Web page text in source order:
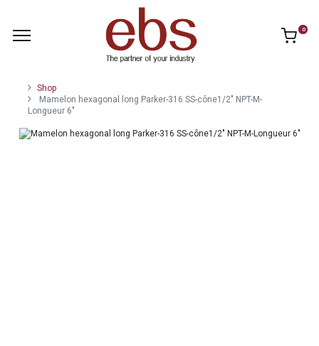
0
Shop
Mamelon hexagonal long Parker-316 SS-cône1/2" NPT-M-
Longueur 6"